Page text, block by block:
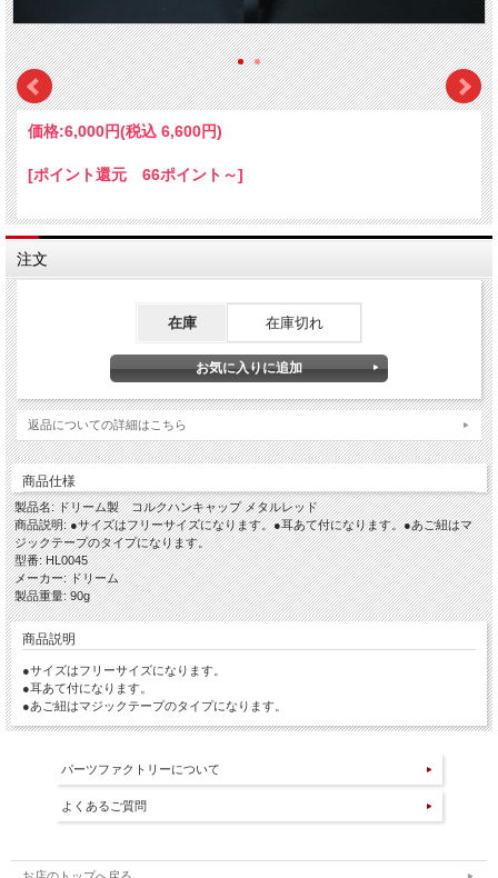
価格:6,000円(税込 6,600円)
[ポイント還元 66ポイント～]
注文
在庫 在庫切れ
返品についての詳細はこちら
商品仕様
製品名: ドリーム製 コルクハンキャップ メタルレッド
商品説明: ●サイズはフリーサイズになります。●耳あて付になります。●あご紐はマ
ジックテープのタイプになります。
型番: HL0045
メーカー: ドリーム
製品重量: 90g
商品説明
●サイズはフリーサイズになります。
●耳あて付になります。
●あご紐はマジックテープのタイプになります。
パーツファクトリーについて
よくあるご質問